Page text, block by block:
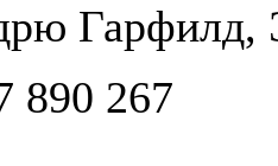
Гарфилд,
890 267